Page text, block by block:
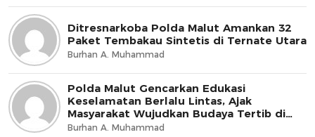
Ditresnarkoba Polda Malut Amankan 32
Paket Tembakau Sintetis di Ternate Utara
Burhan A. Muhammad
Polda Malut Gencarkan Edukasi
Keselamatan Berlalu Lintas, Ajak
Masyarakat Wujudkan Budaya Tertib di
Jalan
Burhan A. Muhammad